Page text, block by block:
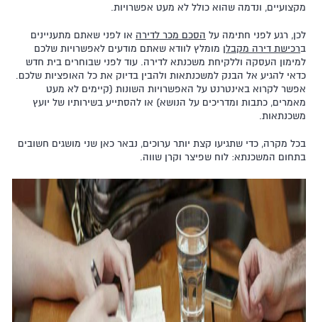
מקצועיים, ונדמה שהוא כולל לא מעט אפשרויות.
לכן, רגע לפני חתימה על הסכם מכר לדירה או לפני שאתם מתעניינים
ברכישת דירה מקבלן מומלץ לוודא שאתם מודעים לאפשרויות שלכם
למימון העסקה וללקיחת משכנתא לדירה. עוד לפני שבוחרים בית חדש
כדאי להגיע אל הבנק למשכנתאות ולהבין בדיוק את כל האופציות שלכם.
אפשר לקרוא באינטרנט על האפשרויות השונות (קיימים לא מעט
מאמרים, כתבות ומדריכים על הנושא) או להסתייע בשירותיו של יועץ
משכנתאות.
בכל מקרה, כדי שתגיעו קצת יותר ערוכים, נבאר כאן שני מושגים חשובים
בתחום המשכנתא: לוח שפיצר וקרן שווה.